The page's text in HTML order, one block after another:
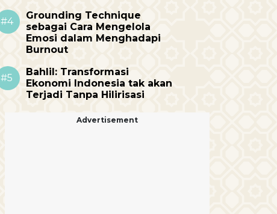
#4
Grounding Technique
sebagai Cara Mengelola
Emosi dalam Menghadapi
Burnout
#5
Bahlil: Transformasi
Ekonomi Indonesia tak akan
Terjadi Tanpa Hilirisasi
Advertisement